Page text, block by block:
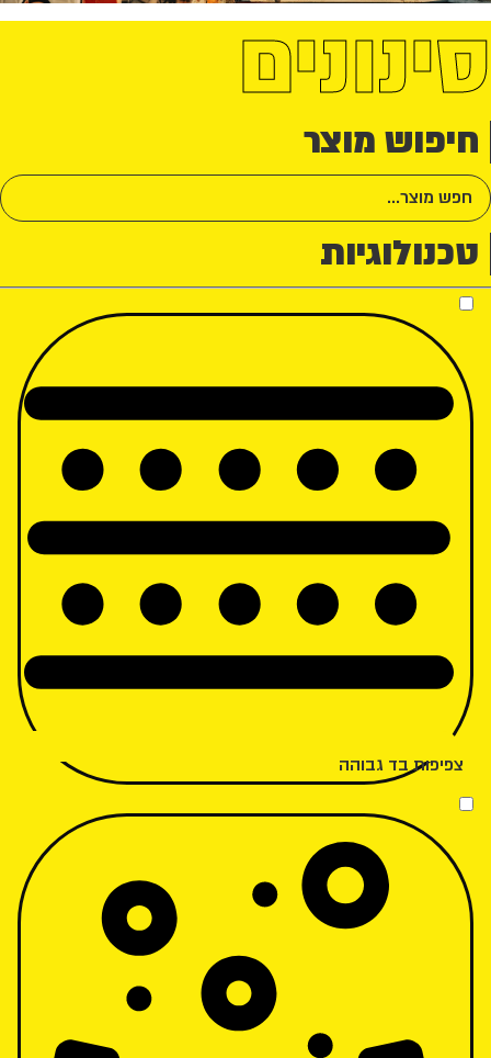
סינונים
חיפוש מוצר
טכנולוגיות
צפיפות בד גבוהה